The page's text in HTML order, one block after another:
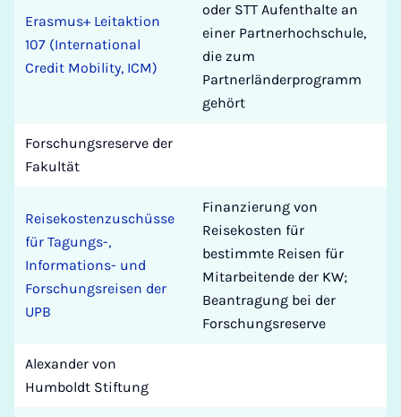
Erasmus+ Leitaktion
107 (International
Credit Mobility, ICM)
oder STT Aufenthalte an
einer Partnerhochschule,
die zum
Partnerländerprogramm
gehört
Forschungsreserve der
Fakultät
Reisekostenzuschüsse
für Tagungs-,
Informations- und
Forschungsreisen der
UPB
Finanzierung von
Reisekosten für
bestimmte Reisen für
Mitarbeitende der KW;
Beantragung bei der
Forschungsreserve
Alexander von
Humboldt Stiftung